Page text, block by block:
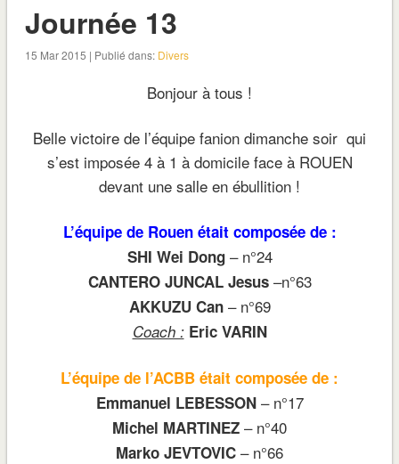
Journée 13
15 Mar 2015 | Publié dans: Divers
Bonjour à tous !
Belle victoire de l’équipe fanion dimanche soir qui
s’est imposée 4 à 1 à domicile face à ROUEN
devant une salle en ébullition !
L’équipe de Rouen était composée de :
SHI Wei Dong– n°24
CANTERO JUNCAL Jesus–n°63
AKKUZU Can– n°69
Coach : Eric VARIN
L’équipe de l’ACBB était composée de :
Emmanuel LEBESSON – n°17
Michel MARTINEZ – n°40
Marko JEVTOVIC – n°66